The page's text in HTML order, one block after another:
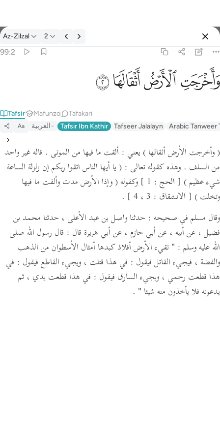
Tafsir: Az-Zilzal 99:2
Az-Zilzal 2
99:2
ﱺﱻﱼﱽ
Tafsir Mafunzo Tafakari
Aa العربية Tafsir Ibn Kathir Tafseer Jalalayn Arabic Tanweer
( وأخرجت الأرض أثقالها ) يعني : ألقت ما فيها من الموتى . قاله غير واحد
من السلف . وهذه كقوله تعالى : ( يا أيها الناس اتقوا ربكم إن زلزلة الساعة
شيء عظيم ) [ الحج : 1 ] وكقوله( وإذا الأرض مدت وألقت ما فيها
وتخلت ) [ الانشقاق : 3 ، 4 ]
.
وقال مسلم في صحيحه : حدثنا واصل بن عبد الأعلى ، حدثنا محمد بن
فضيل ، عن أبيه ، عن أبي حازم ، عن أبي هريرة قال : قال رسول الله صلى
الله عليه وسلم : " تقيء الأرض أفلاذ كبدها أمثال الأسطوان من الذهب
والفضة ، فيجيء القاتل فيقول : في هذا قتلت ، ويجيء القاطع فيقول : في
هذا قطعت رحمي ، ويجيء السارق فيقول : في هذا قطعت يدي ، ثم
يدعونه فلا يأخذون منه شيئا " .